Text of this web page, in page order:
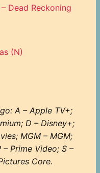
Dead Reckoning
(N)
A – Apple TV+;
D – Disney+;
MGM – MGM;
Prime Video; S –
Core.